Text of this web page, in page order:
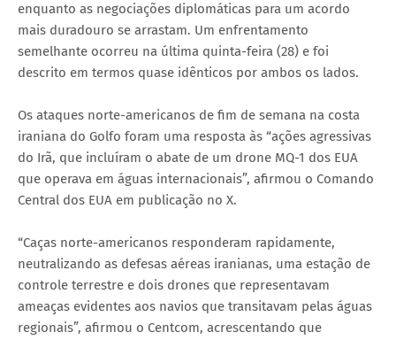
enquanto as negociações diplomáticas para um acordo
mais duradouro se arrastam. Um enfrentamento
semelhante ocorreu na última quinta-feira (28) e foi
descrito em termos quase idênticos por ambos os lados.
Os ataques norte-americanos de fim de semana na costa
iraniana do Golfo foram uma resposta às “ações agressivas
do Irã, que incluíram o abate de um drone MQ-1 dos EUA
que operava em águas internacionais”, afirmou o Comando
Central dos EUA em publicação no X.
“Caças norte-americanos responderam rapidamente,
neutralizando as defesas aéreas iranianas, uma estação de
controle terrestre e dois drones que representavam
ameaças evidentes aos navios que transitavam pelas águas
regionais”, afirmou o Centcom, acrescentando que